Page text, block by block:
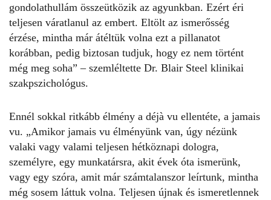
gondolathullám összeütközik az agyunkban. Ezért éri
teljesen váratlanul az embert. Eltölt az ismerősség
érzése, mintha már átéltük volna ezt a pillanatot
korábban, pedig biztosan tudjuk, hogy ez nem történt
még meg soha” – szemléltette Dr. Blair Steel klinikai
szakpszichológus.
Ennél sokkal ritkább élmény a déjà vu ellentéte, a jamais
vu. „Amikor jamais vu élményünk van, úgy nézünk
valaki vagy valami teljesen hétköznapi dologra,
személyre, egy munkatársra, akit évek óta ismerünk,
vagy egy szóra, amit már számtalanszor leírtunk, mintha
még sosem láttuk volna. Teljesen újnak és ismeretlennek